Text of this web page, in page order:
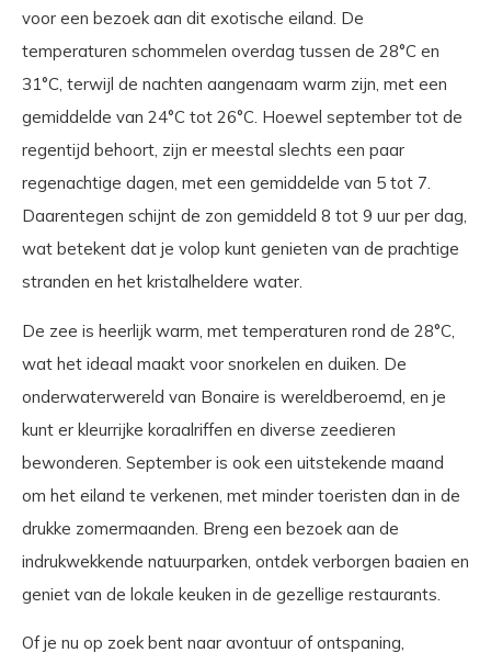
voor een bezoek aan dit exotische eiland. De
temperaturen schommelen overdag tussen de 28°C en
31°C, terwijl de nachten aangenaam warm zijn, met een
gemiddelde van 24°C tot 26°C. Hoewel september tot de
regentijd behoort, zijn er meestal slechts een paar
regenachtige dagen, met een gemiddelde van 5 tot 7.
Daarentegen schijnt de zon gemiddeld 8 tot 9 uur per dag,
wat betekent dat je volop kunt genieten van de prachtige
stranden en het kristalheldere water.
De zee is heerlijk warm, met temperaturen rond de 28°C,
wat het ideaal maakt voor snorkelen en duiken. De
onderwaterwereld van Bonaire is wereldberoemd, en je
kunt er kleurrijke koraalriffen en diverse zeedieren
bewonderen. September is ook een uitstekende maand
om het eiland te verkenen, met minder toeristen dan in de
drukke zomermaanden. Breng een bezoek aan de
indrukwekkende natuurparken, ontdek verborgen baaien en
geniet van de lokale keuken in de gezellige restaurants.
Of je nu op zoek bent naar avontuur of ontspaning,